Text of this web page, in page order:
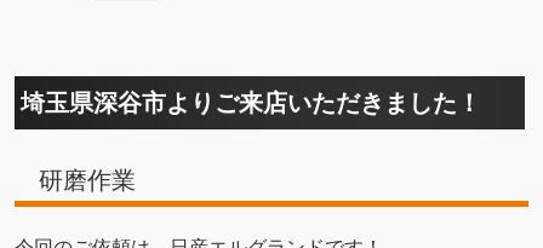
埼玉県深谷市よりご来店いただきました！
研磨作業